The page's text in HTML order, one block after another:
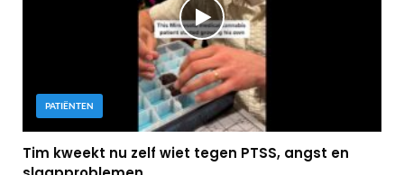
PATIËNTEN
Tim kweekt nu zelf wiet tegen PTSS, angst en